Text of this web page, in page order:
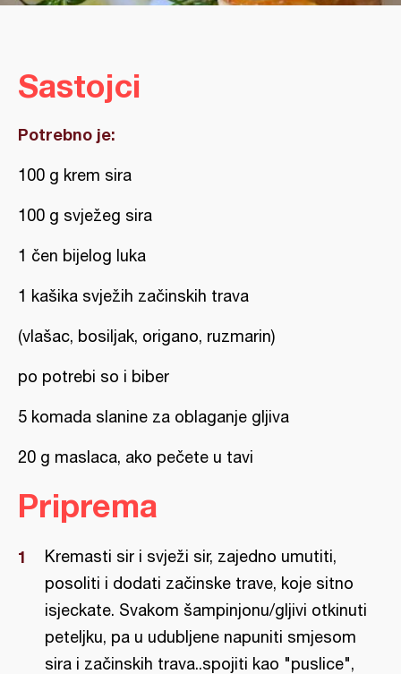
Sastojci
Potrebno je:
100 g krem sira
100 g svježeg sira
1 čen bijelog luka
1 kašika svježih začinskih trava
(vlašac, bosiljak, origano, ruzmarin)
po potrebi so i biber
5 komada slanine za oblaganje gljiva
20 g maslaca, ako pečete u tavi
Priprema
Kremasti sir i svježi sir, zajedno umutiti,
posoliti i dodati začinske trave, koje sitno
isjeckate. Svakom šampinjonu/gljivi otkinuti
peteljku, pa u udubljene napuniti smjesom
sira i začinskih trava..spojiti kao "puslice",